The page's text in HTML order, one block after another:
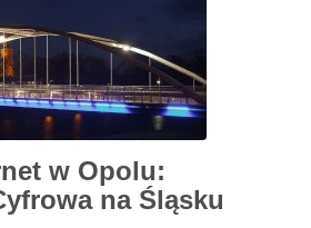
w Opolu:
na Śląsku